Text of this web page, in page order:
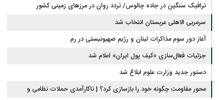
ترافیک سنگین در جاده چالوس/ تردد روان در مرزهای زمینی کشور
سرمربی الاهلی عربستان انتخاب شد
آغاز دور سوم مذاکرات لبنان و رژیم صهیونیستی در رم
جزئیات فعال‌سازی «کیف پول ایران» اعلام شد
دستور جدید وزارت علوم ابلاغ شد
محور مقاومت چگونه خود را بازسازی کرد؟ | ناکارآمدی حملات نظامی و